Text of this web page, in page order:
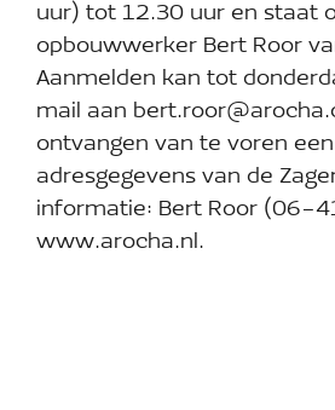
uur) tot 12.30 uur en staat
opbouwwerker Bert Roor
Aanmelden kan tot
mail aan
ontvangen van te voren
adresgegevens van de
informatie: Bert Roor (06-
www.arocha.nl.